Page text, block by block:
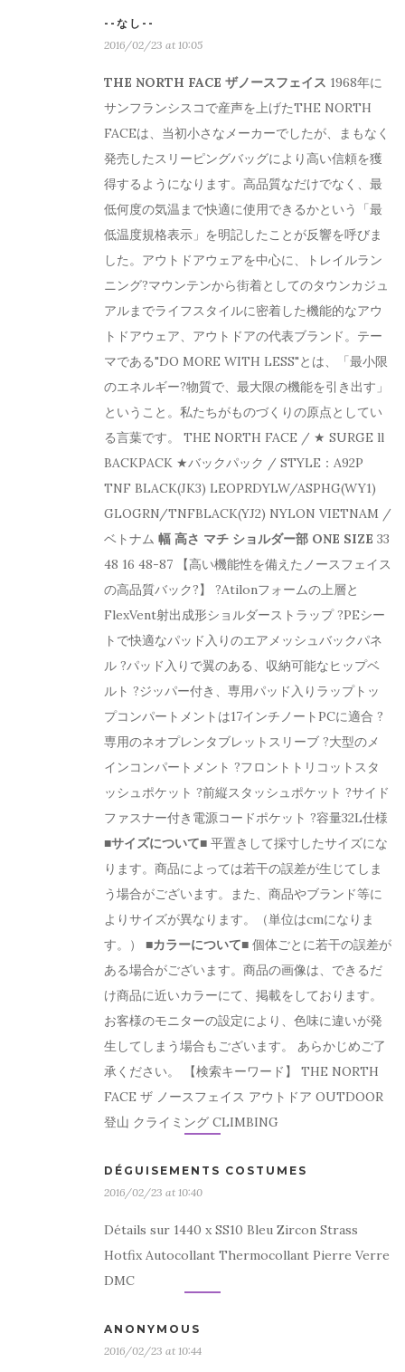
--なし--
2016/02/23 at 10:05
THE NORTH FACE ザノースフェイス 1968年に
サンフランシスコで産声を上げたTHE NORTH
FACEは、当初小さなメーカーでしたが、まもなく
発売したスリーピングバッグにより高い信頼を獲
得するようになります。高品質なだけでなく、最
低何度の気温まで快適に使用できるかという「最
低温度規格表示」を明記したことが反響を呼びま
した。アウトドアウェアを中心に、トレイルラン
ニング?マウンテンから街着としてのタウンカジュ
アルまでライフスタイルに密着した機能的なアウ
トドアウェア、アウトドアの代表ブランド。テー
マである"DO MORE WITH LESS"とは、「最小限
のエネルギー?物質で、最大限の機能を引き出す」
ということ。私たちがものづくりの原点としてい
る言葉です。 THE NORTH FACE / ★ SURGE ll
BACKPACK ★バックパック / STYLE：A92P
TNF BLACK(JK3) LEOPRDYLW/ASPHG(WY1)
GLOGRN/TNFBLACK(YJ2) NYLON VIETNAM /
ベトナム 幅 高さ マチ ショルダー部 ONE SIZE 33
48 16 48-87 【高い機能性を備えたノースフェイス
の高品質バック?】 ?Atilonフォームの上層と
FlexVent射出成形ショルダーストラップ ?PEシー
トで快適なパッド入りのエアメッシュバックパネ
ル ?パッド入りで翼のある、収納可能なヒップベ
ルト ?ジッパー付き、専用パッド入りラップトッ
プコンパートメントは17インチノートPCに適合 ?
専用のネオプレンタブレットスリーブ ?大型のメ
インコンパートメント ?フロントトリコットスタ
ッシュポケット ?前縦スタッシュポケット ?サイド
ファスナー付き電源コードポケット ?容量32L仕様
■サイズについて■ 平置きして採寸したサイズにな
ります。商品によっては若干の誤差が生じてしま
う場合がございます。また、商品やブランド等に
よりサイズが異なります。（単位はcmになりま
す。） ■カラーについて■ 個体ごとに若干の誤差が
ある場合がございます。商品の画像は、できるだ
け商品に近いカラーにて、掲載をしております。
お客様のモニターの設定により、色味に違いが発
生してしまう場合もございます。 あらかじめご了
承ください。 【検索キーワード】 THE NORTH
FACE ザ ノースフェイス アウトドア OUTDOOR
登山 クライミング CLIMBING
DÉGUISEMENTS COSTUMES
2016/02/23 at 10:40
Détails sur 1440 x SS10 Bleu Zircon Strass
Hotfix Autocollant Thermocollant Pierre Verre
DMC
ANONYMOUS
2016/02/23 at 10:44